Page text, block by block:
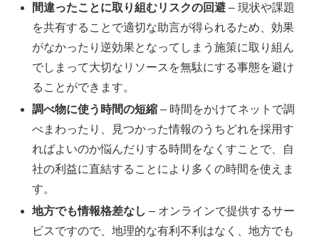
間違ったことに取り組むリスクの回避 – 現状や課題
を共有することで適切な助言が得られるため、効果
がなかったり逆効果となってしまう施策に取り組ん
でしまって大切なリソースを無駄にする事態を避け
ることができます。
調べ物に使う時間の短縮 – 時間をかけてネットで調
べまわったり、見つかった情報のうちどれを採用す
ればよいのか悩んだりする時間をなくすことで、自
社の利益に直結することにより多くの時間を使えま
す。
地方でも情報格差なし – オンラインで提供するサー
ビスですので、地理的な有利不利はなく、地方でも